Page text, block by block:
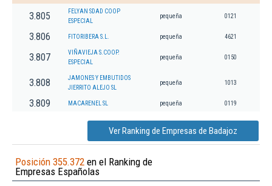
3.805
FELYAN SDAD COOP
ESPECIAL
pequeña 0121
3.806 FITORIBERA S.L. pequeña 4621
3.807
VIÑAVIEJA S.COOP.
ESPECIAL
pequeña 0150
3.808
JAMONES Y EMBUTIDOS
JIERRITO ALEJO SL
pequeña 1013
3.809 MACARENEL SL pequeña 0119
Ver Ranking de Empresas de Badajoz
Posición 355.372 en el Ranking de
Empresas Españolas